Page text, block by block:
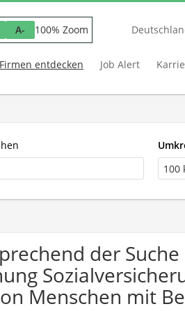
A- 100% Zoom
Firmen entdecken Job Alert
100
der Suche
Menschen mit